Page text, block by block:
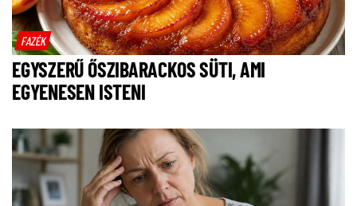
FAZÉK
EGYSZERŰ ŐSZIBARACKOS SÜTI, AMI
EGYENESEN ISTENI